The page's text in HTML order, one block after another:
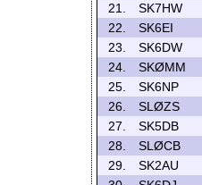
21.
SK7HW
22.
SK6EI
23.
SK6DW
24.
SKØMM
25.
SK6NP
26.
SLØZS
27.
SK5DB
28.
SLØCB
29.
SK2AU